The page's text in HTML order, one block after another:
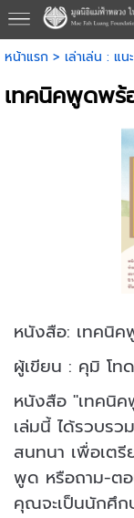
หน้าแรก > เล่าเล่น : แ
เทคนิคพูดพร้
หนังสือ: เทคนิค
ผู้เขียน : คุม โท
หนังสือ "เทคนิ
เล่มนี้ ได้รวบรว
สนทนา เพื่อเตรี
พูด หรือถาม-ตอ
คุณจะเป็นนักศึ